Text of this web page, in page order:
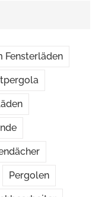
Fensterläden
Pergolen